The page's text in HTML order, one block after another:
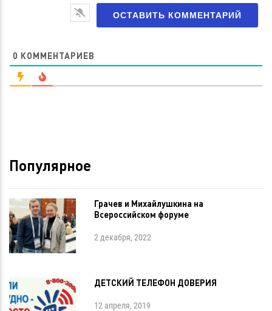
0 КОММЕНТАРИЕВ
Популярное
Грачев и Михайлушкина на
Всероссийском форуме
2 декабря, 2022
ДЕТСКИЙ ТЕЛЕФОН ДОВЕРИЯ
12 апреля, 2019